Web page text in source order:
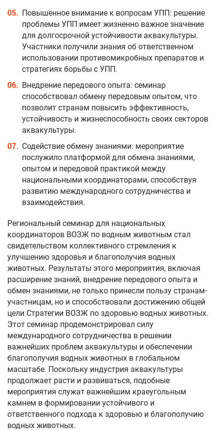
Повышенное внимание к вопросам УПП: решение
проблемы УПП имеет жизненно важное значение
для долгосрочной устойчивости аквакультуры.
Участники получили знания об ответственном
использовании противомикробных препаратов и
стратегиях борьбы с УПП.
Внедрение передового опыта: семинар
способствовал обмену передовым опытом, что
позволит странам повысить эффективность,
устойчивость и жизнеспособность своих секторов
аквакультуры.
Содействие обмену знаниями: мероприятие
послужило платформой для обмена знаниями,
опытом и передовой практикой между
национальными координаторами, способствуя
развитию международного сотрудничества и
взаимодействия.
Региональный семинар для национальных
координаторов ВОЗЖ по водным животным стал
свидетельством коллективного стремления к
улучшению здоровья и благополучия водных
животных. Результаты этого мероприятия, включая
расширение знаний, внедрение передового опыта и
обмен знаниями, не только принесли пользу странам-
участницам, но и способствовали достижению общей
цели Стратегии ВОЗЖ по здоровью водных животных.
Этот семинар продемонстрировал силу
международного сотрудничества в решении
важнейших проблем аквакультуры и обеспечении
благополучия водных животных в глобальном
масштабе. Поскольку индустрия аквакультуры
продолжает расти и развиваться, подобные
мероприятия служат важнейшим краеугольным
камнем в формировании устойчивого и
ответственного подхода к здоровью и благополучию
водных животных.